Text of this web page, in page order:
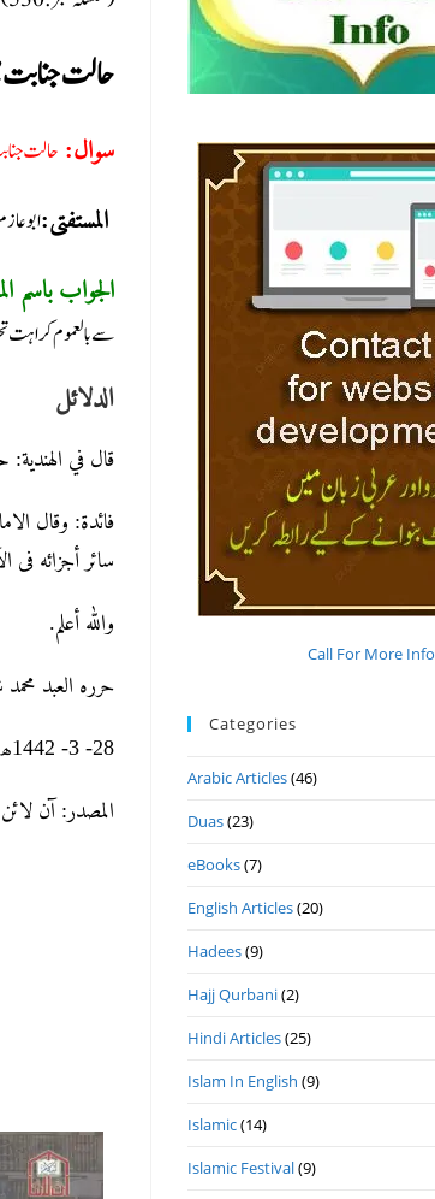
حالت جنابت
سوال: حالت
المستفتی:ابو
الجواب باسم
سے بالعموم کراہت
الدلائل
قال في الهندية:
فائدۃ: وقال
سائر أجزائه فی
والله أعلم.
حرره العبد محمد
28- 3- 1442ھ 15- 10- 2020م الأحد.
المصدر: آن
Call For More Info
Categories
Arabic Articles(46)
Duas(23)
eBooks(7)
English Articles(20)
Hadees(9)
Hajj Qurbani(2)
Hindi Articles(25)
Islam In English (9)
Islamic(14)
Islamic Festival(9)